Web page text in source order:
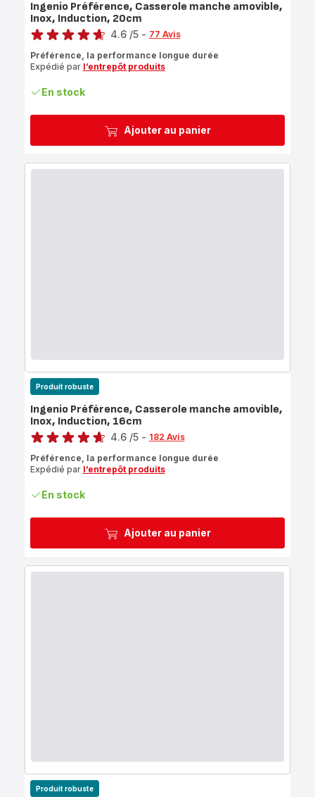
Ajouter au panier
Ingenio Préférence, Casserole manche amovible,
Inox, Induction, 20cm
Note
4.6 /5 - 77 Avis
Préférence, la performance longue durée
Expédié par l’entrepôt produits
En stock
Ajouter au panier
Produit robuste
Ingenio Préférence, Casserole manche amovible,
Inox, Induction, 16cm
Note
4.6 /5 - 182 Avis
Préférence, la performance longue durée
Expédié par l’entrepôt produits
En stock
Produit robuste